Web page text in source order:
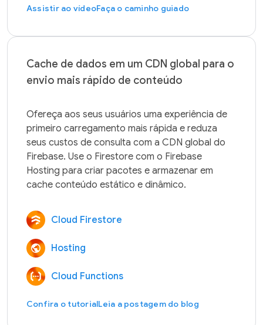
Assistir ao vídeoFaça o caminho guiado
Cache de dados em um CDN global para o
envio mais rápido de conteúdo
Ofereça aos seus usuários uma experiência de
primeiro carregamento mais rápida e reduza
seus custos de consulta com a CDN global do
Firebase. Use o Firestore com o Firebase
Hosting para criar pacotes e armazenar em
Cloud Firestore
Hosting
Cloud Functions
Confira o tutorialLeia a postagem do blog